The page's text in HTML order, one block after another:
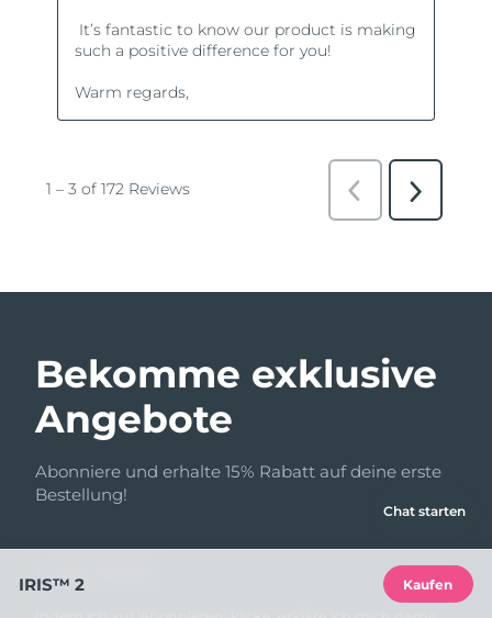
Bekomme exklusive
Angebote
Abonniere und erhalte 15% Rabatt auf deine erste
Bestellung!
Chat starten
IRIS™ 2 Kaufen